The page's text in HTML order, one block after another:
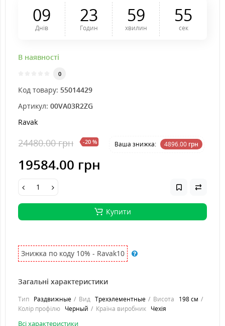
09
Днів
23
Годин
59
хвилин
54
сек
В наявності
0
Код товару: 55014429
Артикул: 00VA03R2ZG
Ravak
24480.00 грн -20 % Ваша знижка: 4896.00 грн
19584.00 грн
Купити
Знижка по коду 10% - Ravak10
Загальні характеристики
Тип Раздвижные Вид Трехэлементные Висота
198 см
Колір профілю Черный Країна виробник Чехія
Всі характеристики